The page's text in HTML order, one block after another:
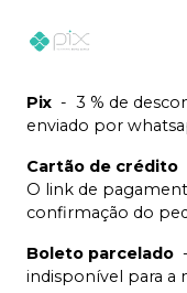
Pix - 3 % de
enviado por
Cartão de crédito
O link de
confirmação do
Boleto parcelado -
indisponível para a